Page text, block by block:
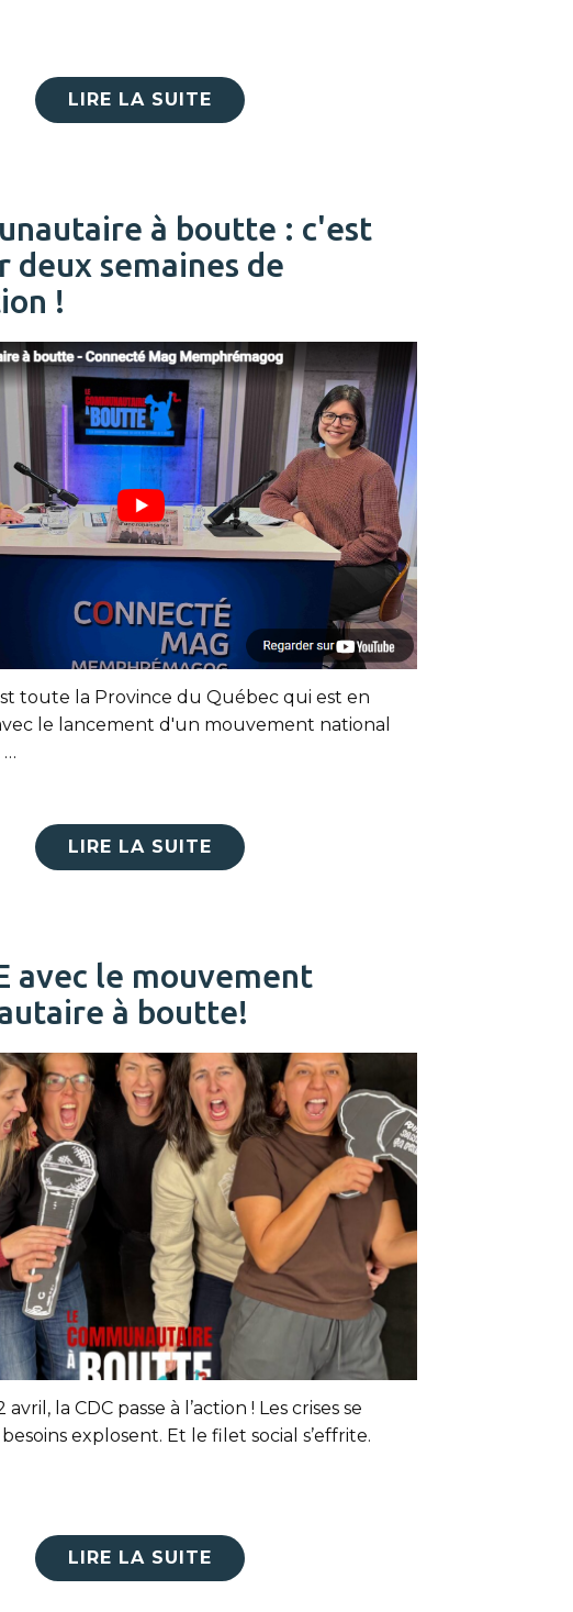
LIRE LA SUITE
à boutte : c'est
deux semaines de
!
toute la Province du Québec qui est en
le lancement d'un mouvement national
…
LIRE LA SUITE
avec le mouvement
à boutte!
la CDC passe à l’action ! Les crises se
explosent. Et le filet social s’effrite.
LIRE LA SUITE